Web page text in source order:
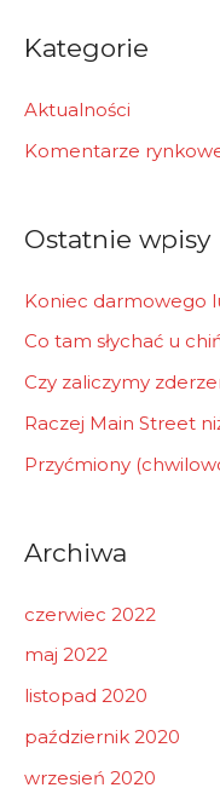
r
h
f
Kategorie
Aktualności
Komentarze
Ostatnie wpisy
Koniec darmowego
Co tam słychać u
Czy zaliczymy
Raczej Main Street
Przyćmiony
Archiwa
czerwiec 2022
maj 2022
listopad 2020
październik 2020
wrzesień 2020